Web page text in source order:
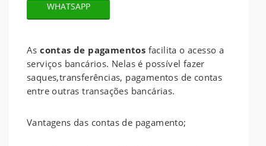
WHATSAPP
Ascontas de pagamentos facilita o acesso a
serviços bancários. Nelas é possível fazer
saques,transferências, pagamentos de contas
entre outras transações bancárias.
Vantagens das contas de pagamento;